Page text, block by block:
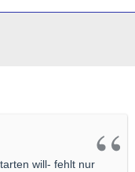
will- fehlt nur